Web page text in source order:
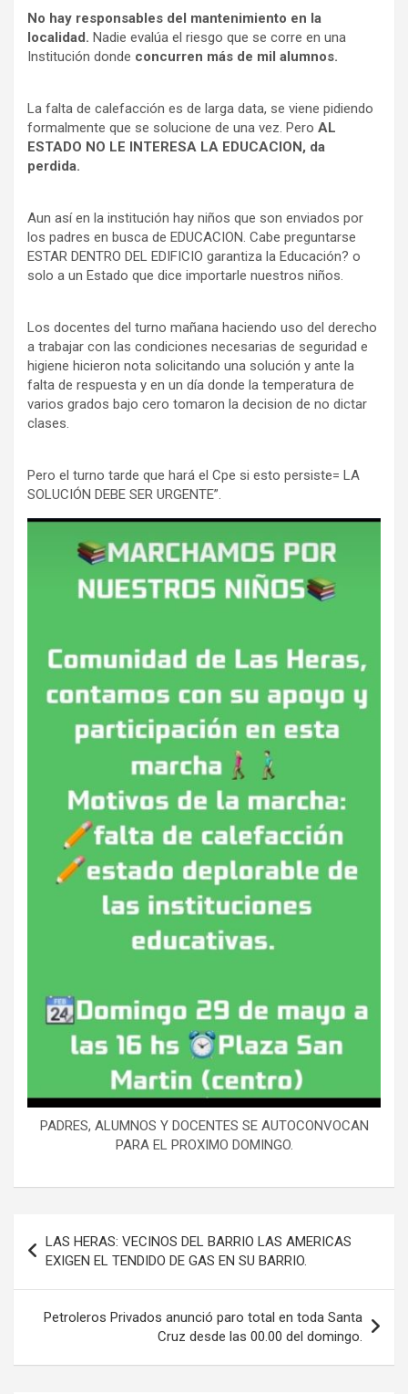
No hay responsables del mantenimiento en la
localidad. Nadie evalúa el riesgo que se corre en una
Institución donde concurren más de mil alumnos.
La falta de calefacción es de larga data, se viene pidiendo
formalmente que se solucione de una vez. Pero AL
ESTADO NO LE INTERESA LA EDUCACION, da
perdida.
Aun así en la institución hay niños que son enviados por
los padres en busca de EDUCACION. Cabe preguntarse
ESTAR DENTRO DEL EDIFICIO garantiza la Educación? o
solo a un Estado que dice importarle nuestros niños.
Los docentes del turno mañana haciendo uso del derecho
a trabajar con las condiciones necesarias de seguridad e
higiene hicieron nota solicitando una solución y ante la
falta de respuesta y en un día donde la temperatura de
varios grados bajo cero tomaron la decision de no dictar
clases.
Pero el turno tarde que hará el Cpe si esto persiste= LA
SOLUCIÓN DEBE SER URGENTE”.
PADRES, ALUMNOS Y DOCENTES SE AUTOCONVOCAN
PARA EL PROXIMO DOMINGO.
de
entradas
LAS HERAS: VECINOS DEL BARRIO LAS AMERICAS
EXIGEN EL TENDIDO DE GAS EN SU BARRIO.
Petroleros Privados anunció paro total en toda Santa
Cruz desde las 00.00 del domingo.